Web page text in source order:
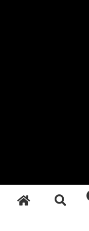
|אחסון